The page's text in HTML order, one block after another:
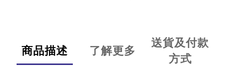
商品描述 了解更多
送貨及付款
方式